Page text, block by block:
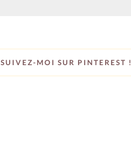
SUIVEZ-MOI SUR PINTEREST !